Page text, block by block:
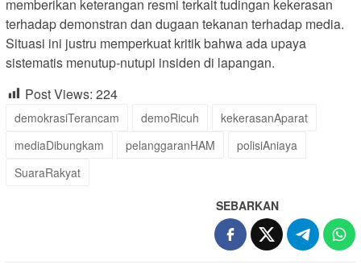
memberikan keterangan resmi terkait tudingan kekerasan
terhadap demonstran dan dugaan tekanan terhadap media.
Situasi ini justru memperkuat kritik bahwa ada upaya
sistematis menutup-nutupi insiden di lapangan.
Post Views: 224
demokrasiTerancam demoRicuh
kekerasanAparat
mediaDibungkam
pelanggaranHAM
polisiAniaya
SuaraRakyat
SEBARKAN